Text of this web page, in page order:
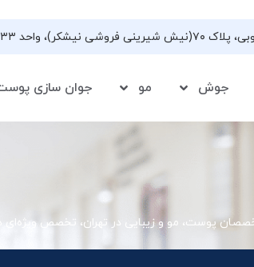
واحد ۳۳ ، طبقه ۵
جوش مو جوان سازی
پوست، مو و زیبایی در تهران، تخصص